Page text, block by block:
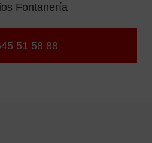
Fontanería
51 58 88